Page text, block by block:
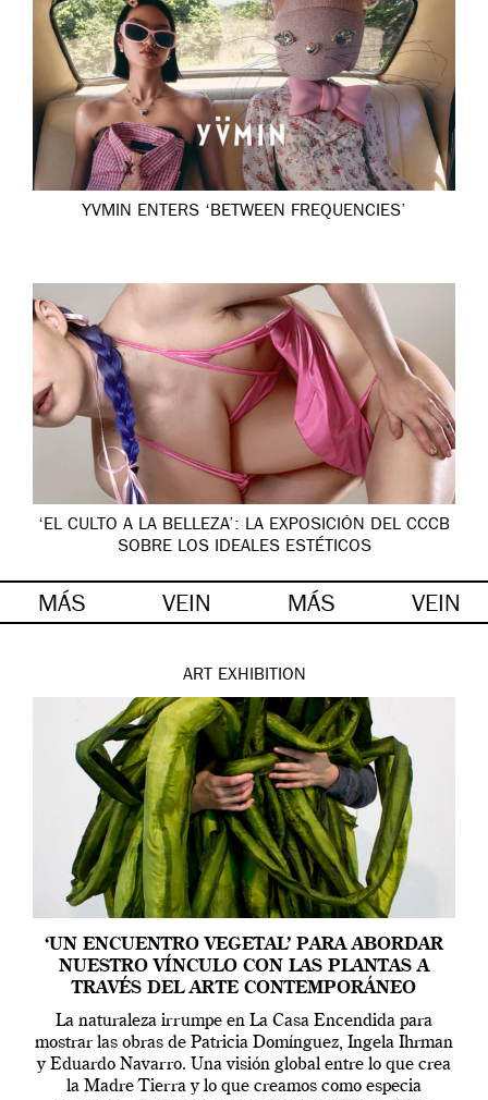
YVMIN ENTERS ‘BETWEEN FREQUENCIES’
‘EL CULTO A LA BELLEZA’: LA EXPOSICIÓN DEL CCCB
SOBRE LOS IDEALES ESTÉTICOS
MÁS VEIN MÁS VEIN
ART EXHIBITION
‘UN ENCUENTRO VEGETAL’ PARA ABORDAR
NUESTRO VÍNCULO CON LAS PLANTAS A
TRAVÉS DEL ARTE CONTEMPORÁNEO
La naturaleza irrumpe en La Casa Encendida para
mostrar las obras de Patricia Domínguez, Ingela Ihrman
y Eduardo Navarro. Una visión global entre lo que crea
la Madre Tierra y lo que creamos como especia